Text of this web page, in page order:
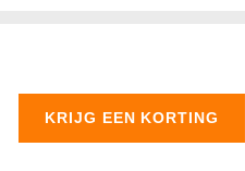
KRIJG EEN KORTING